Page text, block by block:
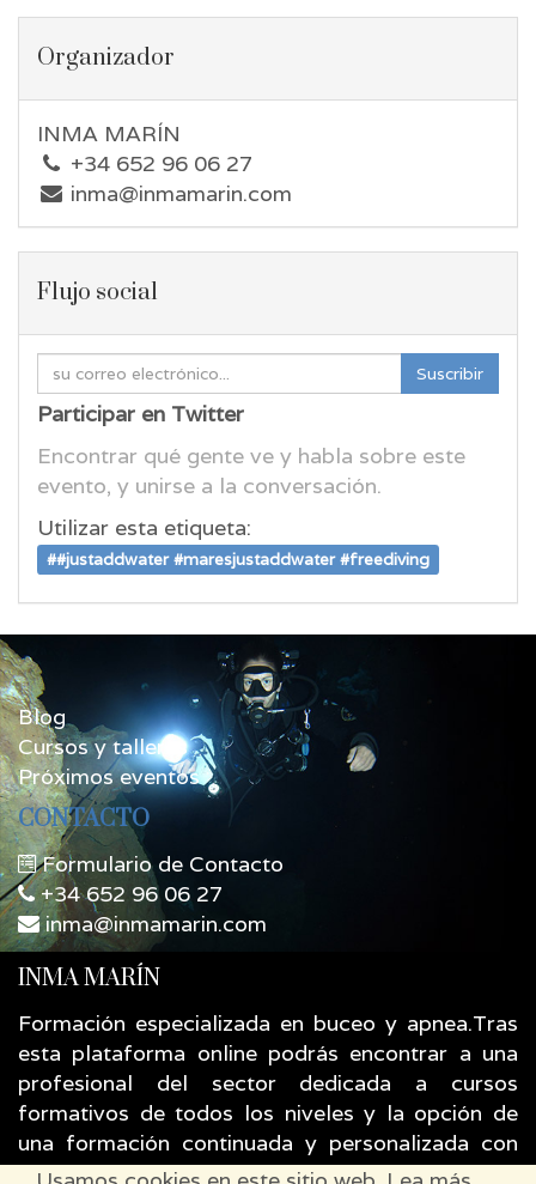
Organizador
INMA MARÍN
+34 652 96 06 27
inma@inmamarin.com
Flujo social
Suscribir
Participar en Twitter
Encontrar qué gente ve y habla sobre este
evento, y unirse a la conversación.
Utilizar esta etiqueta:
##justaddwater #maresjustaddwater #freediving
Blog
Cursos y talleres
Próximos eventos
CONTACTO
Formulario de Contacto
+34 652 96 06 27
inma@inmamarin.com
INMA MARÍN
Formación especializada en buceo y apnea.Tras
esta plataforma online podrás encontrar a una
profesional del sector dedicada a cursos
formativos de todos los niveles y la opción de
una formación continuada y personalizada con
entrenamientos guiados y asesoramiento